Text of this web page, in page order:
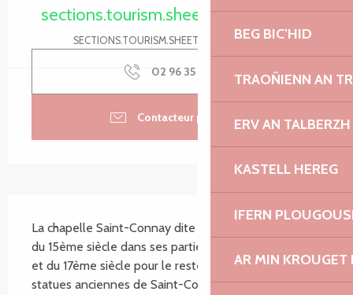
BEG BIC’HID
TRAOÑIENN AN
ERV AN TALBERZH
KASTELL HEREG
IFERN
AR MIN KROUGET
sections.tourism.sheet.periods.today
SECTIONS.TOURISM.SHEET.PERIODS.DETAILS
02 96 35 18
Contacteur par email
La chapelle Saint-Connay dite "Saint-Gonéry" date
du 15ème siècle dans ses parties les plus anciennes
et du 17ème siècle pour le reste. Elle conserve des
statues anciennes de Saint-Connay (écrit "saint